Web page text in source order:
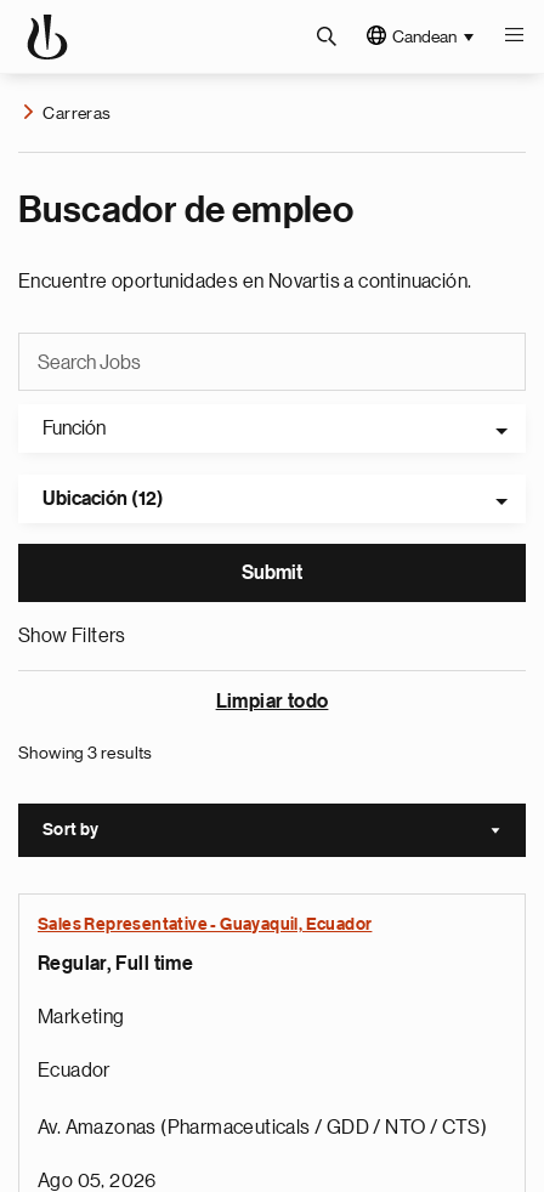
Candean
Carreras
Buscador de empleo
Encuentre oportunidades en Novartis a continuación.
Función
Ubicación (12)
Show Filters
Limpiar todo
Showing 3 results
Sort by Sort
Sales Representative - Guayaquil, Ecuador
Regular, Full time
Marketing
Ecuador
Av. Amazonas (Pharmaceuticals / GDD / NTO / CTS)
Ago 05, 2026